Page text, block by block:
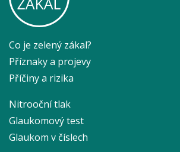
Co je zelený zákal?
Příznaky a projevy
Příčiny a rizika
Nitrooční tlak
Glaukomový test
Glaukom v číslech